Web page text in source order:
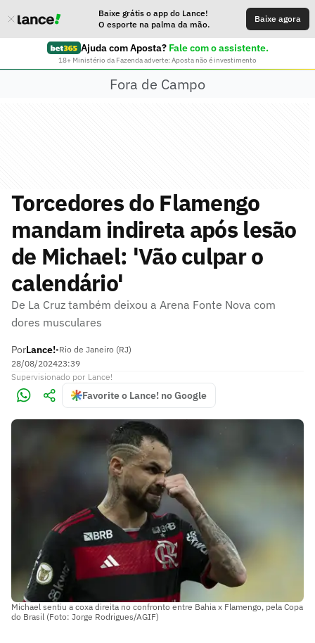
Baixe grátis o app do Lance!
O esporte na palma da mão.
Baixe agora
Ajuda com Aposta? Fale com o assistente.
18+ Ministério da Fazenda adverte: Aposta não é investimento
Fora de Campo
Torcedores do Flamengo
mandam indireta após lesão
de Michael: 'Vão culpar o
calendário'
De La Cruz também deixou a Arena Fonte Nova com
dores musculares
PorLance!•Rio de Janeiro (RJ)
28/08/202423:39
Supervisionado por Lance!
Favorite o Lance! no Google
Michael sentiu a coxa direita no confronto entre Bahia x Flamengo, pela Copa
do Brasil (Foto: Jorge Rodrigues/AGIF)